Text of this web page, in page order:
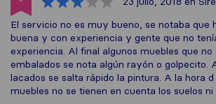
El servicio no es muy bueno, se notaba que
buena y con experiencia y gente que no
experiencia. Al final algunos muebles que no
embalados se nota algún rayón o golpecito.
lacados se salta rápido la pintura. A la hora
muebles no se tienen en cuenta los suelos ni